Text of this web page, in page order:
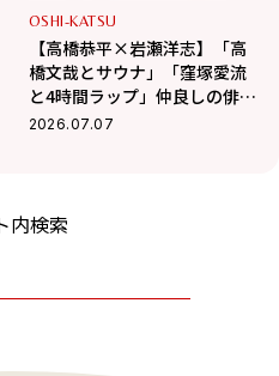
OSHI-KATSU
【高橋恭平×岩瀬洋志】「高
橋文哉とサウナ」「窪塚愛流
と4時間ラップ」仲良しの俳優
仲間とのエピソード公開！
2026.07.07
内検索